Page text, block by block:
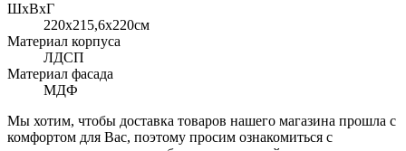
ШхВхГ
220x215,6х220см
Материал корпуса
ЛДСП
Материал фасада
МДФ
Мы хотим, чтобы доставка товаров нашего магазина прошла с
комфортом для Вас, поэтому просим ознакомиться с